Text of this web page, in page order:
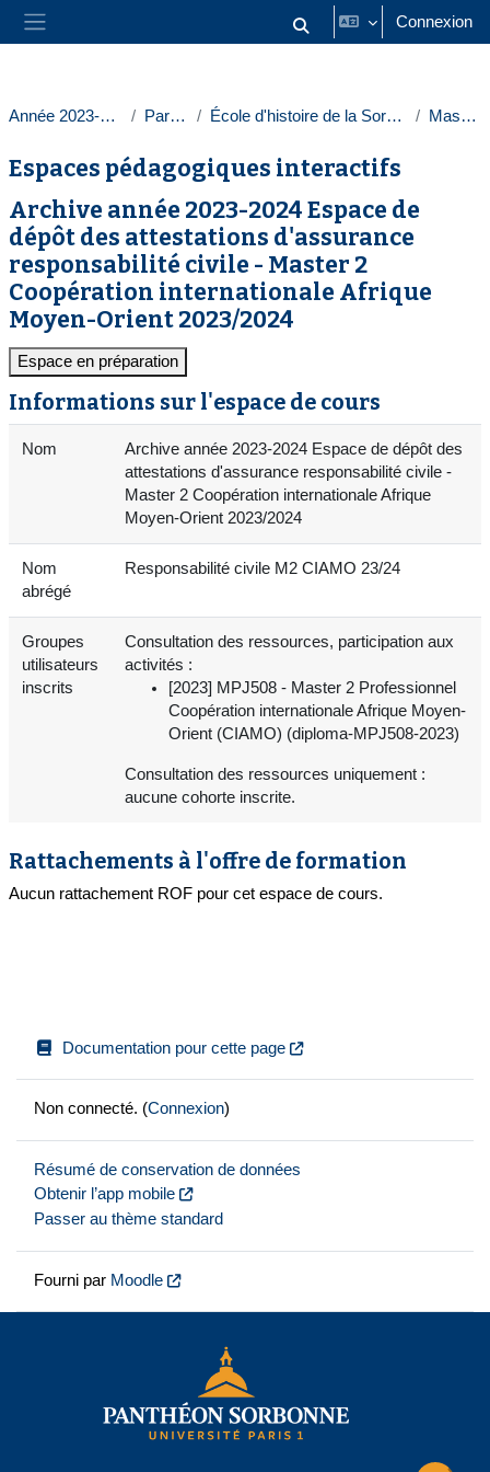
Passer au contenu principal
Panneau latéral Activer/désactiver la saisie
Connexion
Année 2023-2024 Paris 1 École d'histoire de la Sorbonne Masters
Espaces pédagogiques interactifs
Archive année 2023-2024 Espace de
dépôt des attestations d'assurance
responsabilité civile - Master 2
Coopération internationale Afrique
Moyen-Orient 2023/2024
Espace en préparation
Informations sur l'espace de cours
Nom
Archive année 2023-2024 Espace de dépôt des
attestations d'assurance responsabilité civile -
Master 2 Coopération internationale Afrique
Moyen-Orient 2023/2024
Nom
abrégé
Responsabilité civile M2 CIAMO 23/24
Groupes
utilisateurs
inscrits
Consultation des ressources, participation aux
activités :
[2023] MPJ508 - Master 2 Professionnel
Coopération internationale Afrique Moyen-
Orient (CIAMO) (diploma-MPJ508-2023)
Consultation des ressources uniquement :
aucune cohorte inscrite.
Rattachements à l'offre de formation
Aucun rattachement ROF pour cet espace de cours.
Documentation pour cette page
Non connecté. (Connexion)
Résumé de conservation de données
Obtenir l’app mobile
Passer au thème standard
Fourni par Moodle